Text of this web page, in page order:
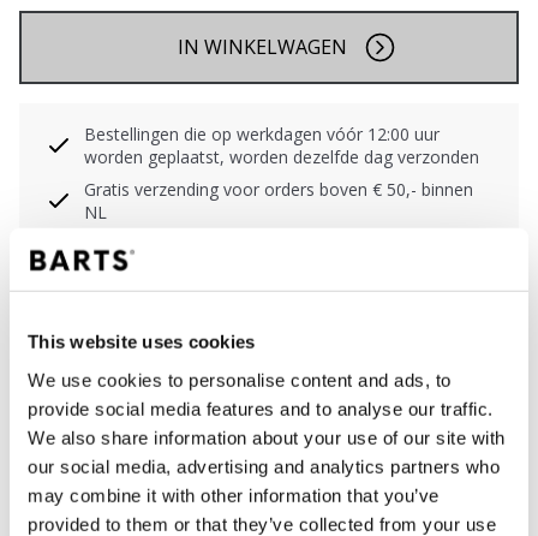
This website uses cookies
We use cookies to personalise content and ads, to
provide social media features and to analyse our traffic.
We also share information about your use of our site with
our social media, advertising and analytics partners who
may combine it with other information that you’ve
provided to them or that they’ve collected from your use
IN WINKELWAGEN
Bestellingen die op werkdagen vóór 12:00 uur
worden geplaatst, worden dezelfde dag verzonden
Gratis verzending voor orders boven € 50,- binnen
NL
Binnen 30 dagen retourneren
BESCHRIJVING
Bikinitop met gestreept patroon
91% polyamide/nylon
Zachte niet-uitneembare cups
Clipsluiting met brede backwings voor extra
ondersteuning